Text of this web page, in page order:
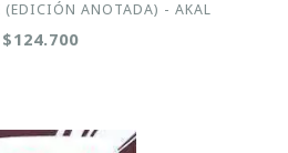
(EDICIÓN ANOTADA) - AKAL
$124.700